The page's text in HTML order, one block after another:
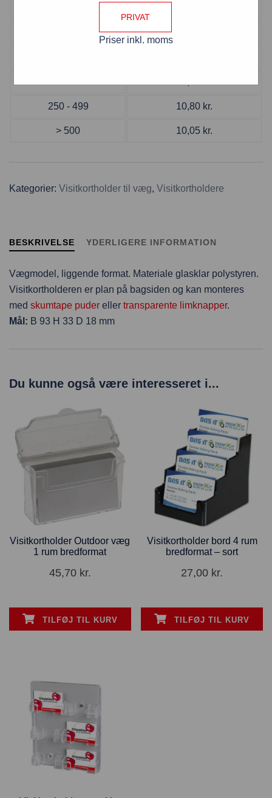
250 - 499 10,80 kr.
> 500 10,05 kr.
Kategorier: Visitkortholder til væg, Visitkortholdere
BESKRIVELSE YDERLIGERE INFORMATION
Vægmodel, liggende format. Materiale glasklar polystyren.
Visitkortholderen er plan på bagsiden og kan monteres
med skumtape puder eller transparente limknapper.
Mål: B 93 H 33 D 18 mm
Du kunne også være interesseret i...
Visitkortholder Outdoor væg
1 rum bredformat
45,70 kr.
TILFØJ TIL KURV
Visitkortholder bord 4 rum
bredformat – sort
27,00 kr.
TILFØJ TIL KURV
PRIVAT
Priser inkl. moms